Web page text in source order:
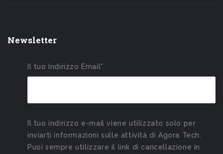
Newsletter
Il tuo Indirizzo Email*
Il tuo indirizzo e-mail viene utilizzato solo per
inviarti informazioni sulle attività di Agora Tech.
Puoi sempre utilizzare il link di cancellazione in